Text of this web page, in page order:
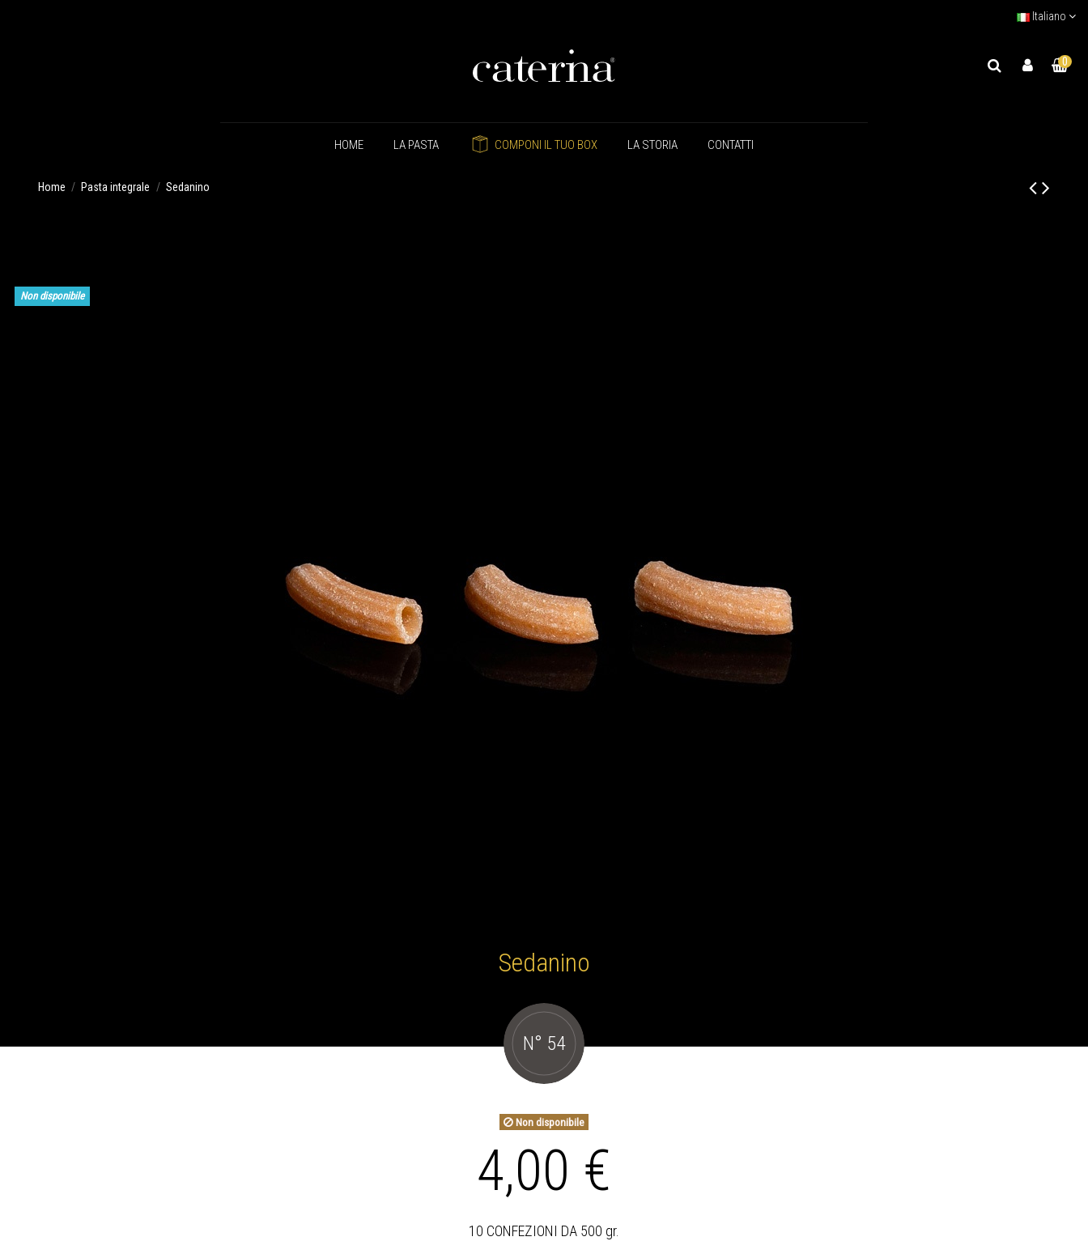
Italiano
0
HOME LA PASTA COMPONI IL TUO BOX LA STORIA CONTATTI
Home Pasta integrale Sedanino
Non disponibile
Sedanino
N° 54
Non disponibile
4,00 €
10 CONFEZIONI DA 500 gr.